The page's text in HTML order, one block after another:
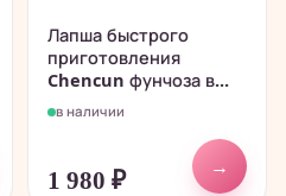
Лапша быстрого
приготовления
Chencun фунчоза в...
в наличии
1 980 ₽
→